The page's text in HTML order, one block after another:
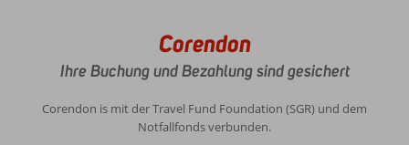
Corendon
Ihre Buchung und Bezahlung sind gesichert
Corendon is mit der Travel Fund Foundation (SGR) und dem
Notfallfonds verbunden.